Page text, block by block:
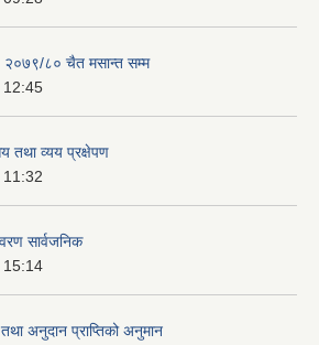
८० चैत मसान्त सम्म
व्यय प्रक्षेपण
सार्वजनिक
अनुदान प्राप्तिको अनुमान